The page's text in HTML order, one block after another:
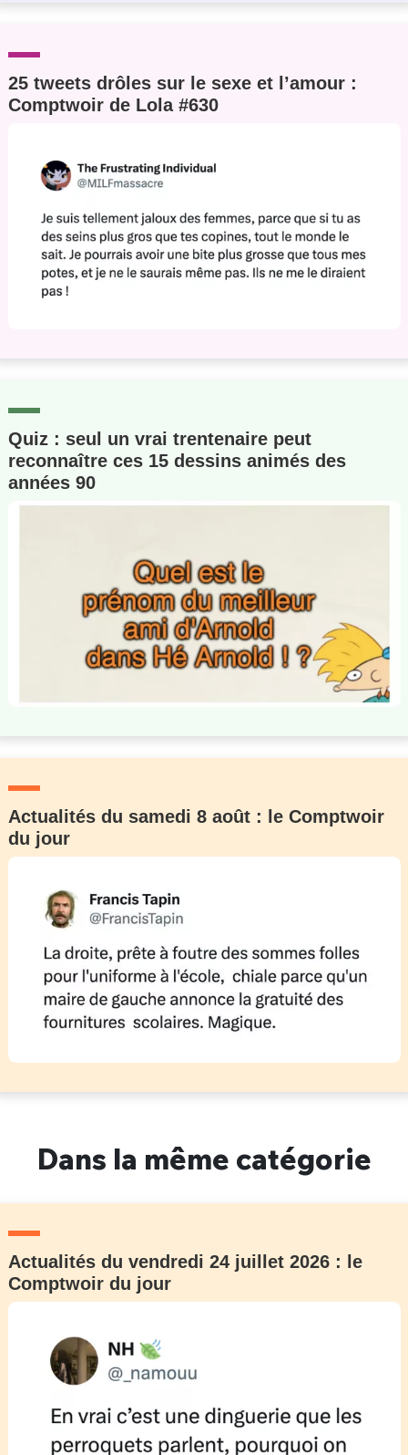
25 tweets drôles sur le sexe et l’amour :
Comptwoir de Lola #630
Quiz : seul un vrai trentenaire peut
reconnaître ces 15 dessins animés des
années 90
Actualités du samedi 8 août : le Comptwoir
du jour
Dans la même catégorie
Actualités du vendredi 24 juillet 2026 : le
Comptwoir du jour